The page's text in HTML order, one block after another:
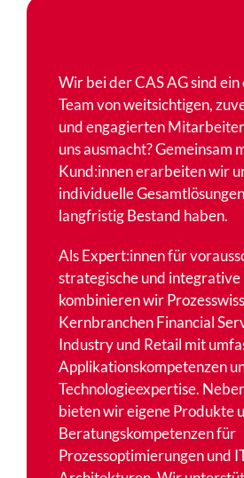
Wir bei der CAS AG sind
Team von weitsichtigen,
und engagierten
uns ausmacht? Gemeinsam
Kund:innen erarbeiten wir
individuelle
langfristig Bestand haben.
Als Expert:innen für
strategische und integrative
kombinieren wir
Kernbranchen Financial
Industry und Retail mit
Applikationskompetenzen
Technologieexpertise.
bieten wir eigene Produkte
Beratungskompetenzen für
Prozessoptimierungen und